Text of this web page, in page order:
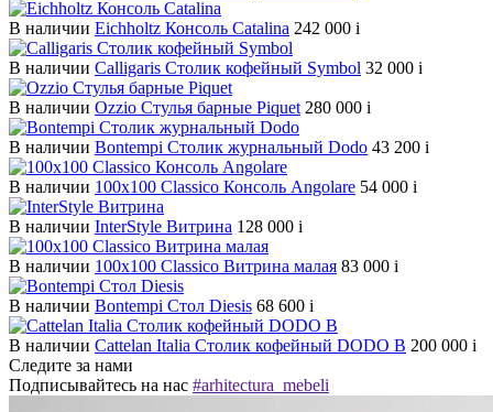
В наличии Eichholtz Консоль Catalina 242 000 i
В наличии Calligaris Столик кофейный Symbol 32 000 i
В наличии Ozzio Стулья барные Piquet 280 000 i
В наличии Bontempi Столик журнальный Dodo 43 200 i
В наличии 100х100 Classico Консоль Angolare 54 000 i
В наличии InterStyle Витрина 128 000 i
В наличии 100х100 Classico Витрина малая 83 000 i
В наличии Bontempi Стол Diesis 68 600 i
В наличии Cattelan Italia Столик кофейный DODO B 200 000 i
Следите за нами
Подписывайтесь на нас #arhitectura_mebeli